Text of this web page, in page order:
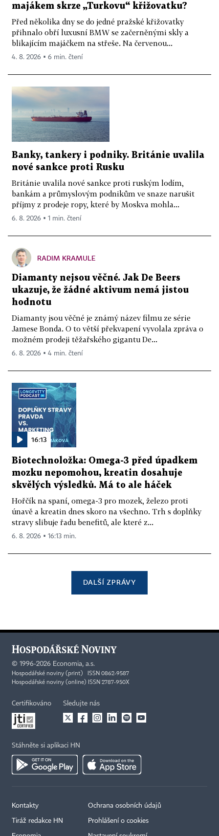
majákem skrze „Turkovu“ křižovatku?
Před několika dny se do jedné pražské křižovatky
přihnalo obří luxusní BMW se začerněnými skly a
blikajícím majáčkem na střeše. Na červenou...
4. 8. 2026 ▪ 6 min. čtení
Banky, tankery i podniky. Británie uvalila
nové sankce proti Rusku
Británie uvalila nové sankce proti ruským lodím,
bankám a průmyslovým podnikům ve snaze narušit
příjmy z prodeje ropy, které by Moskva mohla...
6. 8. 2026 ▪ 1 min. čtení
RADIM KRAMULE
Diamanty nejsou věčné. Jak De Beers
ukazuje, že žádné aktivum nemá jistou
hodnotu
Diamanty jsou věčné je známý název filmu ze série
Jamese Bonda. O to větší překvapení vyvolala zpráva o
možném prodeji těžařského gigantu De...
6. 8. 2026 ▪ 4 min. čtení
16:13
Biotechnoložka: Omega-3 před úpadkem
mozku nepomohou, kreatin dosahuje
skvělých výsledků. Má to ale háček
Hořčík na spaní, omega-3 pro mozek, železo proti
únavě a kreatin dnes skoro na všechno. Trh s doplňky
stravy slibuje řadu benefitů, ale které z...
6. 8. 2026 ▪ 16:13 min.
DALŠÍ ZPRÁVY
© 1996-2026 Economia, a.s.
Hospodářské noviny (print) ISSN 0862-9587
Hospodářské noviny (online) ISSN 2787-950X
Certifikováno Sledujte nás
Stáhněte si aplikaci HN
Kontakty
Tiráž redakce HN
Ochrana osobních údajů
Prohlášení o cookies